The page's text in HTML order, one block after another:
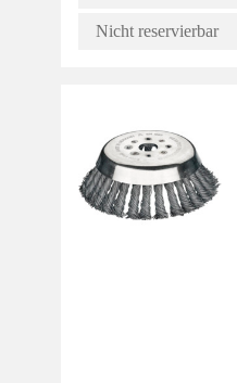
Nicht reservierbar